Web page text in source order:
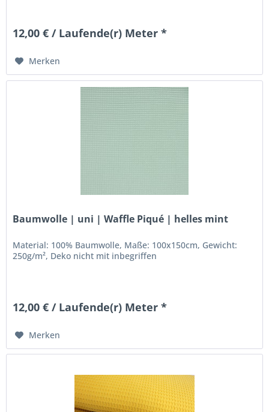
12,00 € / Laufende(r) Meter *
Merken
Baumwolle | uni | Waffle Piqué | helles mint
Material: 100% Baumwolle, Maße: 100x150cm, Gewicht:
250g/m², Deko nicht mit inbegriffen
12,00 € / Laufende(r) Meter *
Merken